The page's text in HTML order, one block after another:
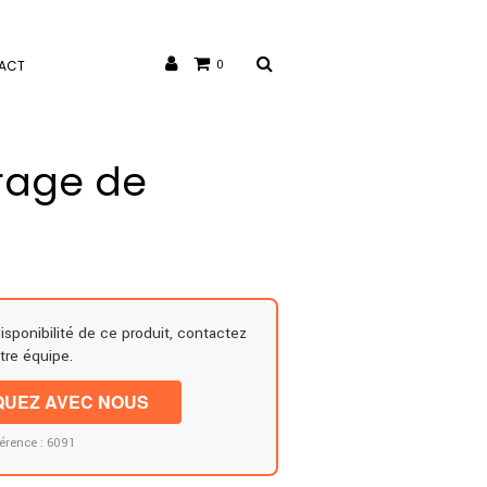
0
de
de ce produit, contactez
équipe.
AVEC NOUS
: 6091